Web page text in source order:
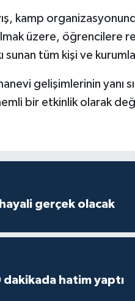
kamp
üzere, öğrencilere
tüm kişi ve
gelişimlerinin yanı
bir etkinlik olarak
gerçek olacak
dakikada hatim yaptı